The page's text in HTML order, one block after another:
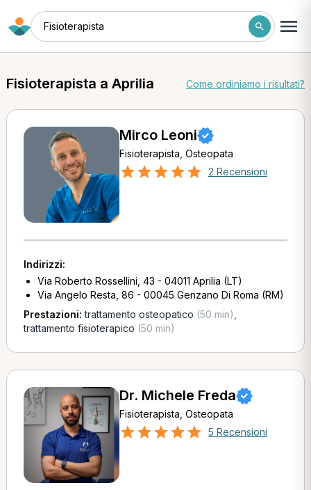
Fisioterapista
Fisioterapista a Aprilia Come ordiniamo i risultati?
Mirco Leoni
Fisioterapista, Osteopata
2 Recensioni
Indirizzi:
Via Roberto Rossellini, 43 - 04011 Aprilia (LT)
Via Angelo Resta, 86 - 00045 Genzano Di Roma (RM)
Prestazioni:trattamento osteopatico (50 min)
trattamento fisioterapico (50 min)
Dr. Michele Freda
Fisioterapista, Osteopata
5 Recensioni